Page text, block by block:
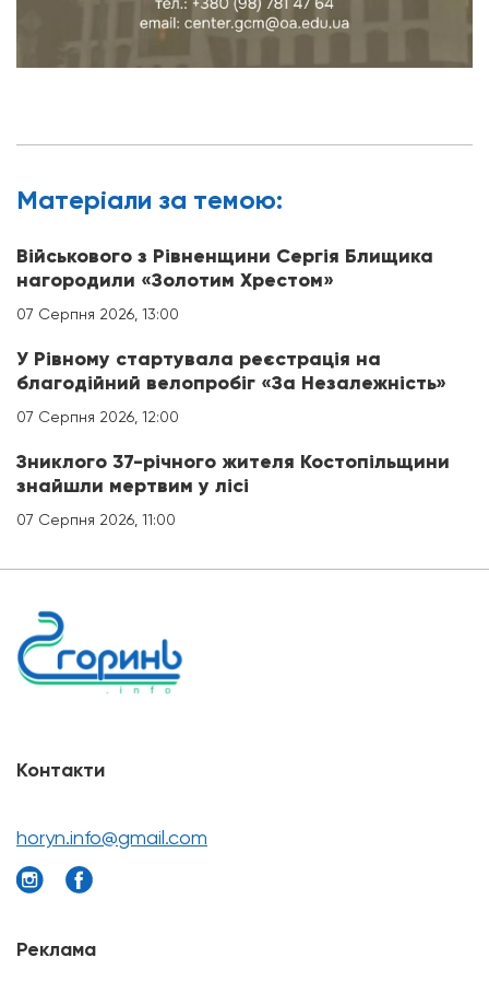
Матерiали за темою:
Військового з Рівненщини Сергія Блищика
нагородили «Золотим Хрестом»
07 Серпня 2026, 13:00
У Рівному стартувала реєстрація на
благодійний велопробіг «За Незалежність»
07 Серпня 2026, 12:00
Зниклого 37-річного жителя Костопільщини
знайшли мертвим у лісі
07 Серпня 2026, 11:00
Контакти
horyn.info@gmail.com
Реклама